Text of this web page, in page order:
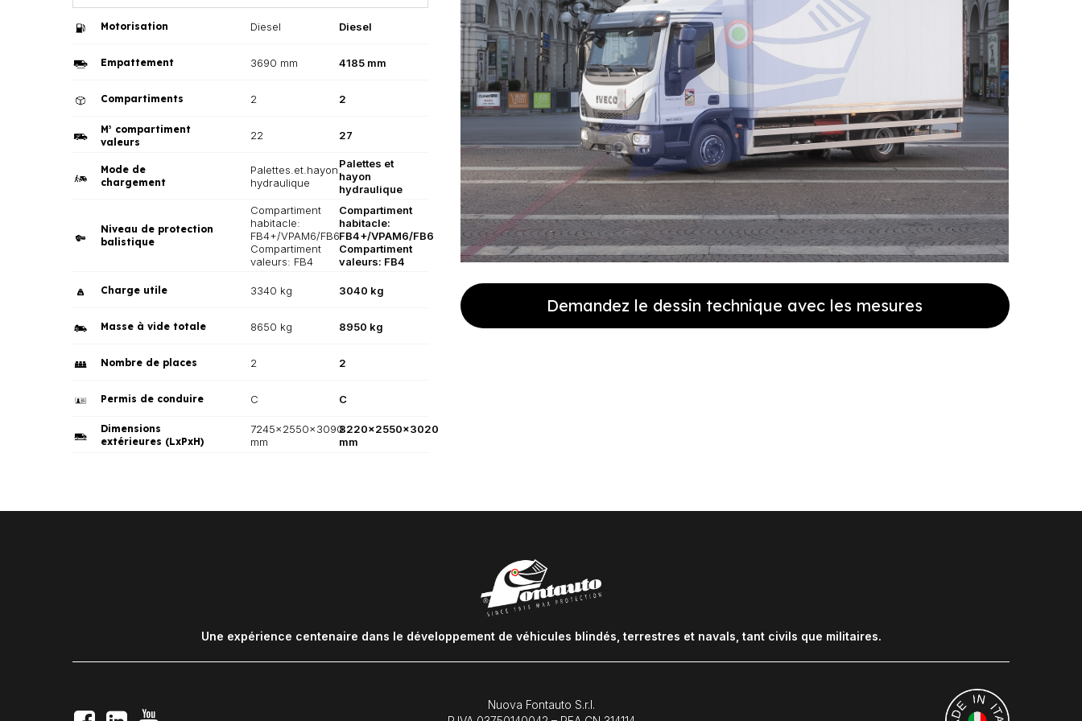
Motorisation Diesel Diesel
Empattement 3690 mm 4185 mm
Compartiments 2 2
M3
compartiment
valeurs
22 27
Mode de
chargement
Palettes.et.hayon
hydraulique
Palettes et
hayon
hydraulique
Niveau de protection
balistique
Compartiment
habitacle:
FB4+/VPAM6/FB6
Compartiment
valeurs: FB4
Compartiment
habitacle:
FB4+/VPAM6/FB6
Compartiment
valeurs: FB4
Charge utile 3340 kg 3040 kg
Masse à vide totale 8650 kg 8950 kg
Nombre de places 2 2
Permis de conduire C C
Dimensions
extérieures (LxPxH)
7245x2550x3090
mm
8220x2550x3020
mm
Demandez le dessin technique avec les mesures
Une expérience centenaire dans le développement de véhicules blindés, terrestres et navals, tant civils que militaires.
Nuova Fontauto S.r.l.